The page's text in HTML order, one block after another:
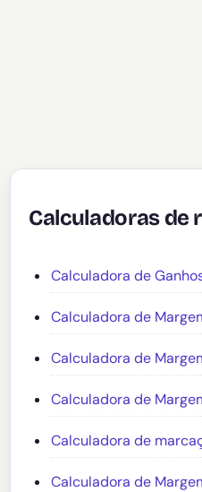
Calculadoras de
Calculadora de
Calculadora de
Calculadora de
Calculadora de
Calculadora de
Calculadora de